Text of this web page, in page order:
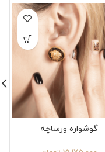
گوشواره ورساچه